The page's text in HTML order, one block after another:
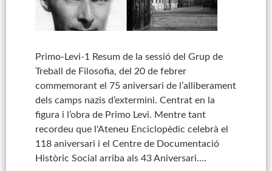
Primo-Levi-1 Resum de la sessió del Grup de
Treball de Filosofia, del 20 de febrer
commemorant el 75 aniversari de l’alliberament
dels camps nazis d’extermini. Centrat en la
figura i l’obra de Primo Levi. Mentre tant
recordeu que l'Ateneu Enciclopèdic celebrà el
118 aniversari i el Centre de Documentació
Històric Social arriba als 43 Aniversari.…